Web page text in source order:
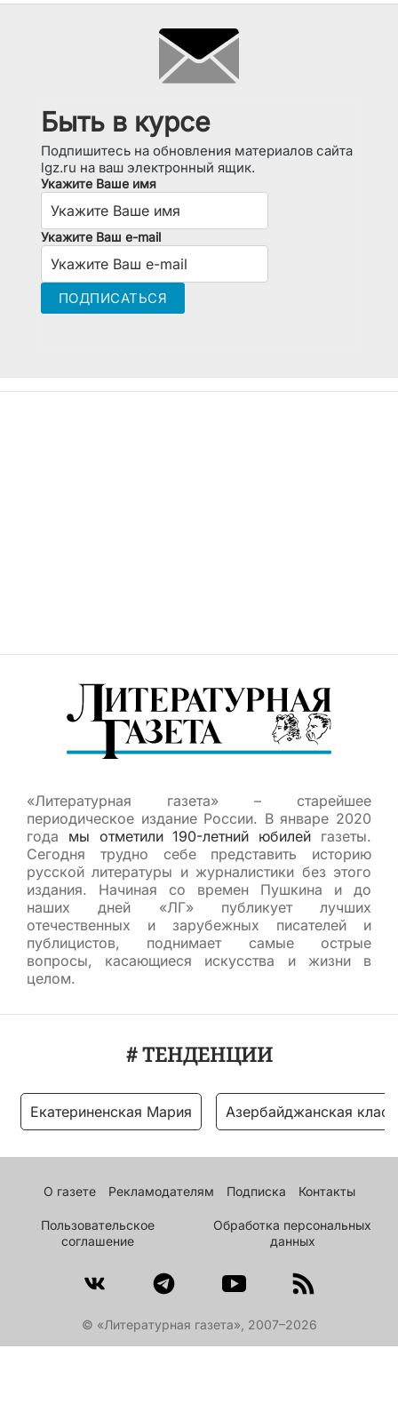
Быть в курсе
Подпишитесь на обновления материалов сайта
lgz.ru на ваш электронный ящик.
Укажите Ваше имя
Укажите Ваш e-mail
«Литературная газета» – старейшее
периодическое издание России. В январе 2020
года мы отметили 190-летний юбилей газеты.
Сегодня трудно себе представить историю
русской литературы и журналистики без этого
издания. Начиная со времен Пушкина и до
наших дней «ЛГ» публикует лучших
отечественных и зарубежных писателей и
публицистов, поднимает самые острые
вопросы, касающиеся искусства и жизни в
целом.
# ТЕНДЕНЦИИ
Екатериненская Мария Азербайджанская
О газете Рекламодателям Подписка Контакты
Пользовательское
соглашение
Обработка персональных
данных
© «Литературная газета», 2007–2026